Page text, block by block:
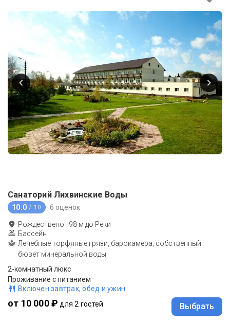
Санаторий Лихвинские Воды
10.0 / 10 6 оценок
Рождествено · 98 м до Реки
Бассейн
Лечебные торфяные грязи, барокамера, собственный
бювет минеральной воды
2-комнатный люкс
Проживание с питанием
Включен завтрак, обед и ужин
от 10 000 ₽ для 2 гостей Выбрать